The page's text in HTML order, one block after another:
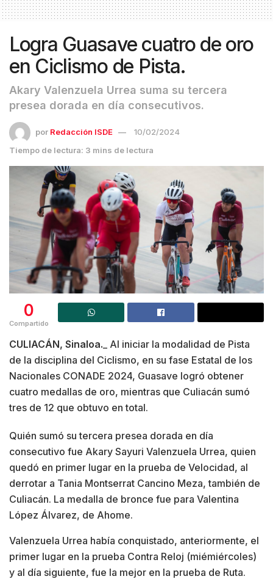
Logra Guasave cuatro de oro
en Ciclismo de Pista.
Akary Valenzuela Urrea suma su tercera
presea dorada en día consecutivos.
por Redacción ISDE
10/02/2024
Tiempo de lectura: 3 mins de lectura
0
Compartido
CULIACÁN, Sinaloa. _ Al iniciar la modalidad de Pista
de la disciplina del Ciclismo, en su fase Estatal de los
Nacionales CONADE 2024, Guasave logró obtener
cuatro medallas de oro, mientras que Culiacán sumó
tres de 12 que obtuvo en total.
Quién sumó su tercera presea dorada en día
consecutivo fue Akary Sayuri Valenzuela Urrea, quien
quedó en primer lugar en la prueba de Velocidad, al
derrotar a Tania Montserrat Cancino Meza, también de
Culiacán. La medalla de bronce fue para Valentina
López Álvarez, de Ahome.
Valenzuela Urrea había conquistado, anteriormente, el
primer lugar en la prueba Contra Reloj (miémiércoles)
y al día siguiente, fue la mejor en la prueba de Ruta.